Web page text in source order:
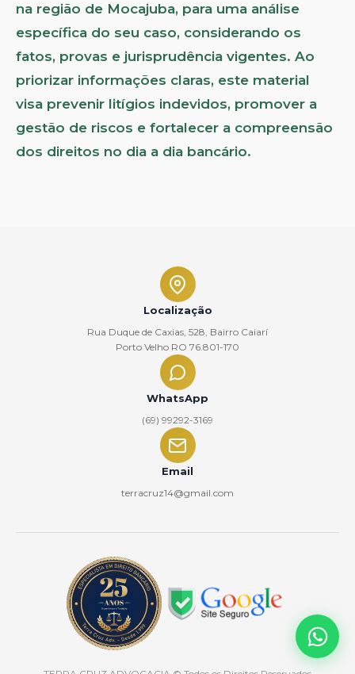
na região de Mocajuba, para uma análise
específica do seu caso, considerando os
fatos, provas e jurisprudência vigentes. Ao
priorizar informações claras, este material
visa prevenir litígios indevidos, promover a
gestão de riscos e fortalecer a compreensão
dos direitos no dia a dia bancário.
Localização
Rua Duque de Caxias, 528, Bairro Caiarí
Porto Velho RO 76.801-170
WhatsApp
(69) 99292-3169
Email
terracruz14@gmail.com